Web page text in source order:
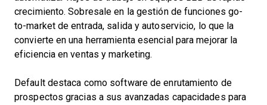
crecimiento. Sobresale en la gestión de funciones go-
to-market de entrada, salida y autoservicio, lo que la
convierte en una herramienta esencial para mejorar la
eficiencia en ventas y marketing.
Default destaca como software de enrutamiento de
prospectos gracias a sus avanzadas capacidades para